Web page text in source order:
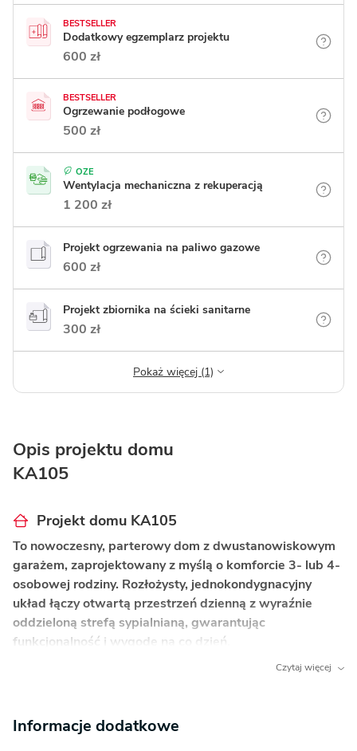
BESTSELLER
Dodatkowy egzemplarz projektu
600 zł
BESTSELLER
Ogrzewanie podłogowe
500 zł
OZE
Wentylacja mechaniczna z rekuperacją
1 200 zł
Projekt ogrzewania na paliwo gazowe
600 zł
Projekt zbiornika na ścieki sanitarne
300 zł
Pokaż więcej (1)
Opis projektu domu
KA105
Projekt domu KA105
To nowoczesny, parterowy dom z dwustanowiskowym
garażem, zaprojektowany z myślą o komforcie 3- lub 4-
osobowej rodziny. Rozłożysty, jednokondygnacyjny
układ łączy otwartą przestrzeń dzienną z wyraźnie
oddzieloną strefą sypialnianą, gwarantując
funkcjonalność i wygodę na co dzień.
w salonie i kuchni wpuszczają do wnętrza
Czytaj więcej
Informacje dodatkowe